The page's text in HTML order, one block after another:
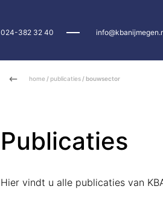
024-382 32 40
home / publicaties/ bouwsector
Publicaties
Hier vindt u alle publicaties van